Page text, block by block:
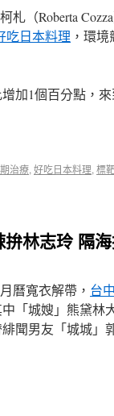
（Roberta
吃日本料理 ，環
加1個百分點，來
治療, 好吃日本料理, 標
林志玲 隔
曆寬衣解帶， 台
中「城嫂」熊黛林
緋聞男友「城城」